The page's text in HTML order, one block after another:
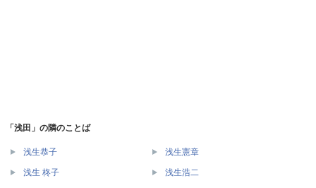
「浅田」の隣のことば
浅生恭子 浅生憲章
浅生 柊子 浅生浩二